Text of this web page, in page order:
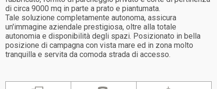
di circa 9000 mq in parte a prato e piantumata.
Tale soluzione completamente autonoma, assicura
un'immagine aziendale prestigiosa, oltre alla totale
autonomia e disponibilità degli spazi. Posizionato in bella
posizione di campagna con vista mare ed in zona molto
tranquilla e servita da comoda strada di accesso.